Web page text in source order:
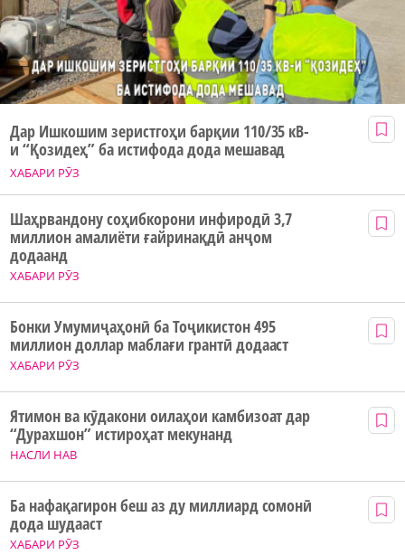
ХАБАРИ РӮЗ
Дар Ишкошим зеристгоҳи барқии 110/35 кВ-
и “Қозидеҳ” ба истифода дода мешавад
ХАБАРИ РӮЗ
Шаҳрвандону соҳибкорони инфиродӣ 3,7
миллион амалиёти ғайринақдӣ анҷом
додаанд
ХАБАРИ РӮЗ
Бонки Умумиҷаҳонӣ ба Тоҷикистон 495
миллион доллар маблағи грантӣ додааст
НАСЛИ НАВ
Ятимон ва кӯдакони оилаҳои камбизоат дар
“Дурахшон” истироҳат мекунанд
ХАБАРИ РӮЗ
Ба нафақагирон беш аз ду миллиард сомонӣ
дода шудааст